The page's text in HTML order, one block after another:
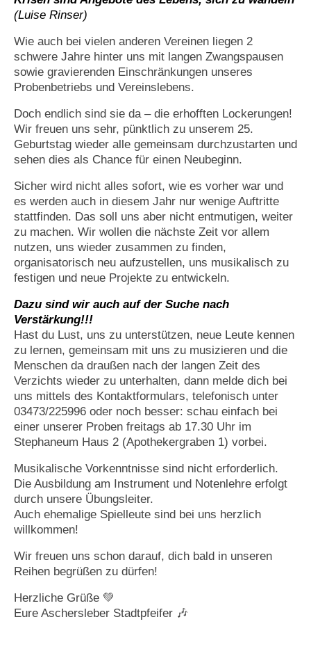
(Luise Rinser)
Wie auch bei vielen anderen Vereinen liegen 2
schwere Jahre hinter uns mit langen Zwangspausen
sowie gravierenden Einschränkungen unseres
Probenbetriebs und Vereinslebens.
Doch endlich sind sie da – die erhofften Lockerungen!
Wir freuen uns sehr, pünktlich zu unserem 25.
Geburtstag wieder alle gemeinsam durchzustarten und
sehen dies als Chance für einen Neubeginn.
Sicher wird nicht alles sofort, wie es vorher war und
es werden auch in diesem Jahr nur wenige Auftritte
stattfinden. Das soll uns aber nicht entmutigen, weiter
zu machen. Wir wollen die nächste Zeit vor allem
nutzen, uns wieder zusammen zu finden,
organisatorisch neu aufzustellen, uns musikalisch zu
festigen und neue Projekte zu entwickeln.
Dazu sind wir auch auf der Suche nach
Verstärkung!!!
Hast du Lust, uns zu unterstützen, neue Leute kennen
zu lernen, gemeinsam mit uns zu musizieren und die
Menschen da draußen nach der langen Zeit des
Verzichts wieder zu unterhalten, dann melde dich bei
uns mittels des Kontaktformulars, telefonisch unter
03473/225996 oder noch besser: schau einfach bei
einer unserer Proben freitags ab 17.30 Uhr im
Stephaneum Haus 2 (Apothekergraben 1) vorbei.
Musikalische Vorkenntnisse sind nicht erforderlich.
Die Ausbildung am Instrument und Notenlehre erfolgt
durch unsere Übungsleiter.
Auch ehemalige Spielleute sind bei uns herzlich
willkommen!
Wir freuen uns schon darauf, dich bald in unseren
Reihen begrüßen zu dürfen!
Herzliche Grüße 💚
Eure Aschersleber Stadtpfeifer 🎶